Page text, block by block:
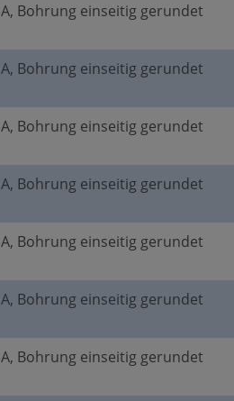
A, Bohrung einseitig gerundet
A, Bohrung einseitig gerundet
A, Bohrung einseitig gerundet
A, Bohrung einseitig gerundet
A, Bohrung einseitig gerundet
A, Bohrung einseitig gerundet
A, Bohrung einseitig gerundet